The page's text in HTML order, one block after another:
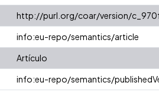
http://purl.org/coar/version/
info:eu-repo/semantics/article
Artículo
info:eu-repo/semantics/